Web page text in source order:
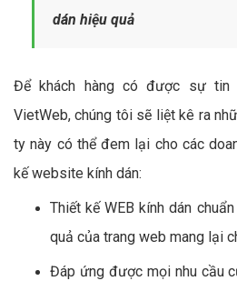
dán hiệu quả
Để khách hàng có được sự
VietWeb, chúng tôi sẽ liệt kê ra
ty này có thể đem lại cho các
kế website kính dán:
Thiết kế WEB kính dán
quả của trang web mang lại
Đáp ứng được mọi nhu cầu